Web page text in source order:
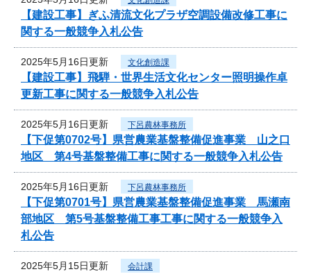
【建設工事】ぎふ清流文化プラザ空調設備改修工事に
関する一般競争入札公告
2025年5月16日更新 文化創造課
【建設工事】飛騨・世界生活文化センター照明操作卓
更新工事に関する一般競争入札公告
2025年5月16日更新 下呂農林事務所
【下促第0702号】県営農業基盤整備促進事業 山之口
地区 第4号基盤整備工事に関する一般競争入札公告
2025年5月16日更新 下呂農林事務所
【下促第0701号】県営農業基盤整備促進事業 馬瀬南
部地区 第5号基盤整備工事工事に関する一般競争入
札公告
2025年5月15日更新 会計課